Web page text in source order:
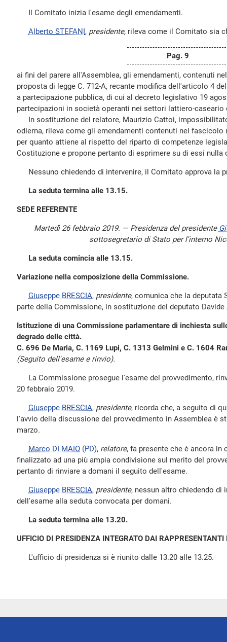
Il Comitato inizia l'esame degli emendamenti.
Alberto STEFANI, presidente, rileva come il Comitato sia
Pag. 9
ai fini del parere all'Assemblea, gli emendamenti, contenuti
proposta di legge C. 712-A, recante modifica dell'articolo 4
a partecipazione pubblica, di cui al decreto legislativo 19
partecipazioni in società operanti nei settori lattiero-caseario
In sostituzione del relatore, Maurizio Cattoi,
odierna, rileva come gli emendamenti contenuti nel
per quanto attiene al rispetto del riparto di competenze
Costituzione e propone pertanto di esprimere su di essi nulla
Nessuno chiedendo di intervenire, il Comitato approva la
La seduta termina alle 13.15.
SEDE REFERENTE
Martedì 26 febbraio 2019. — Presidenza del presidente
sottosegretario di Stato per l'interno
La seduta comincia alle 13.15.
Variazione nella composizione della Commissione.
Giuseppe BRESCIA, presidente, comunica che la deputata
parte della Commissione, in sostituzione del deputato
Istituzione di una Commissione parlamentare di inchiesta
degrado delle città.
C. 696 De Maria, C. 1169 Lupi, C. 1313 Gelmini e C. 1604
(Seguito dell'esame e rinvio).
La Commissione prosegue l'esame del provvedimento,
20 febbraio 2019.
Giuseppe BRESCIA, presidente, ricorda che, a seguito di
l'avvio della discussione del provvedimento in Assemblea è
marzo.
Marco DI MAIO (PD), relatore, fa presente che è ancora
finalizzato ad una più ampia condivisione sul merito del
pertanto di rinviare a domani il seguito dell'esame.
Giuseppe BRESCIA, presidente, nessun altro chiedendo di
dell'esame alla seduta convocata per domani.
La seduta termina alle 13.20.
UFFICIO DI PRESIDENZA INTEGRATO DAI RAPPRESENTANTI
L'ufficio di presidenza si è riunito dalle 13.20 alle 13.25.